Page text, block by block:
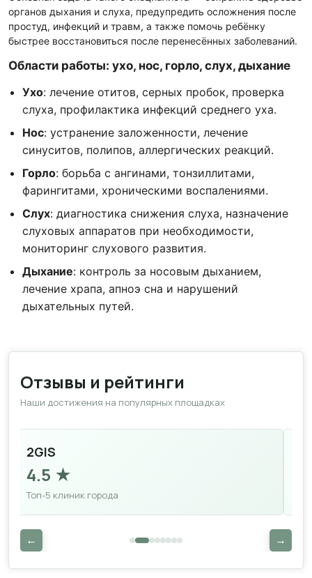
органов дыхания и слуха, предупредить осложнения после
простуд, инфекций и травм, а также помочь ребёнку
быстрее восстановиться после перенесённых заболеваний.
Области работы: ухо, нос, горло, слух, дыхание
Ухо: лечение отитов, серных пробок, проверка
слуха, профилактика инфекций среднего уха.
Нос: устранение заложенности, лечение
синуситов, полипов, аллергических реакций.
Горло: борьба с ангинами, тонзиллитами,
фарингитами, хроническими воспалениями.
Слух: диагностика снижения слуха, назначение
слуховых аппаратов при необходимости,
мониторинг слухового развития.
Дыхание: контроль за носовым дыханием,
лечение храпа, апноэ сна и нарушений
дыхательных путей.
Отзывы и рейтинги
Наши достижения на популярных площадках
2GIS
4.5 ★
Топ-5 клиник города
← →